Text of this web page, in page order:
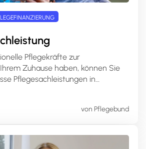
Pflegekräfte zur
Zuhause haben, können Sie
Pflegesachleistungen in
Sie, welche Leistungen Sie mit
Sie die Pflegesachleistungen
von Pflegebund